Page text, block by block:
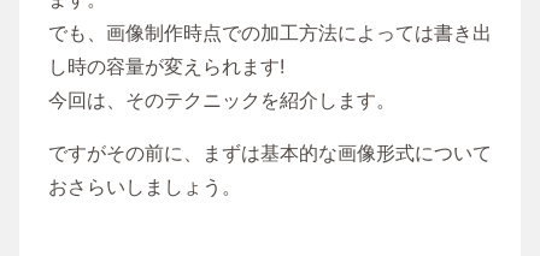
でも、画像制作時点での加工方法によっては書き出
し時の容量が変えられます!
今回は、そのテクニックを紹介します。
ですがその前に、まずは基本的な画像形式について
おさらいしましょう。